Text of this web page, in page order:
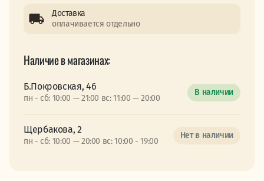
Доставка
оплачивается отдельно
Наличие в магазинах:
Б.Покровская, 46
пн - сб: 10:00 — 21:00 вс: 11:00 — 20:00
В наличии
Щербакова, 2
пн - сб: 10:00 — 20:00 вс: 10:00 - 19:00
Нет в наличии